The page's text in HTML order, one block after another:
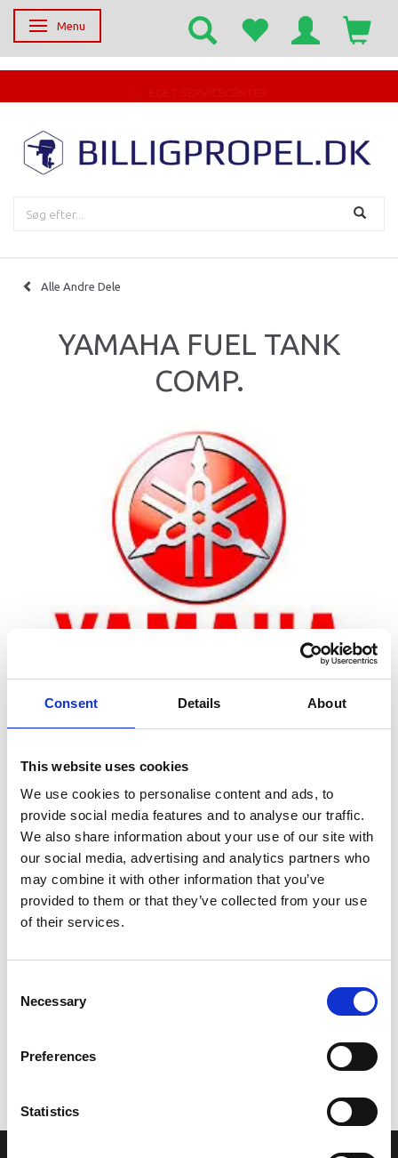
Consent Details About
This website uses cookies
We use cookies to personalise content and ads, to
provide social media features and to analyse our traffic.
We also share information about your use of our site with
our social media, advertising and analytics partners who
may combine it with other information that you’ve
provided to them or that they’ve collected from your use
of their services.
Selection
Necessary
Preferences
Statistics
Skifte navigation
Menu
Alle Andre Dele
YAMAHA FUEL TANK
COMP.
Zoom
Leveringstid er 5-6 dag(e)
Model/varenr.: 5BM241101100
574,51 DKK
Vi oplever i øjeblikket store og hyppige prisændringer i markedet.
leveres, eller hvor prisen afviger fra det viste. Vi kontakter dig
naturligvis, hvis dette er tilfældet.